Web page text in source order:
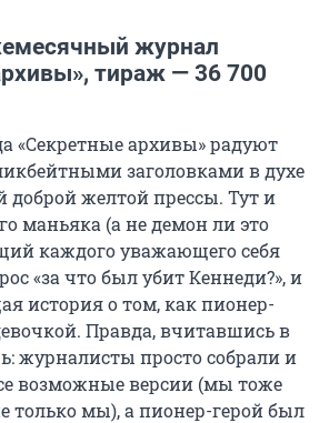
журнал
тираж — 36 700
«Секретные архивы» радуют
заголовками в духе
доброй желтой прессы. Тут и
маньяка (а не демон ли это
каждого уважающего себя
«за что был убит Кеннеди?», и
история о том, как пионер-
Правда, вчитавшись в
журналисты просто собрали и
возможные версии (мы тоже
только мы), а пионер-герой был